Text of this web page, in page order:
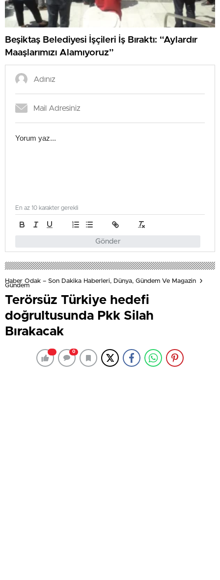
Beşiktaş Belediyesi İşçileri İş Bıraktı: “Aylardır
Maaşlarımızı Alamıyoruz”
Gönder
En az 10 karakter gerekli
Haber Odak – Son Dakika Haberleri, Dünya, Gündem Ve Magazin
Gündem
Terörsüz Türkiye hedefi
doğrultusunda Pkk Silah
Bırakacak
0